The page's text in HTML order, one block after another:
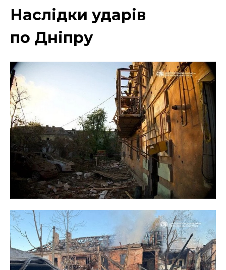
Наслідки ударів
по Дніпру